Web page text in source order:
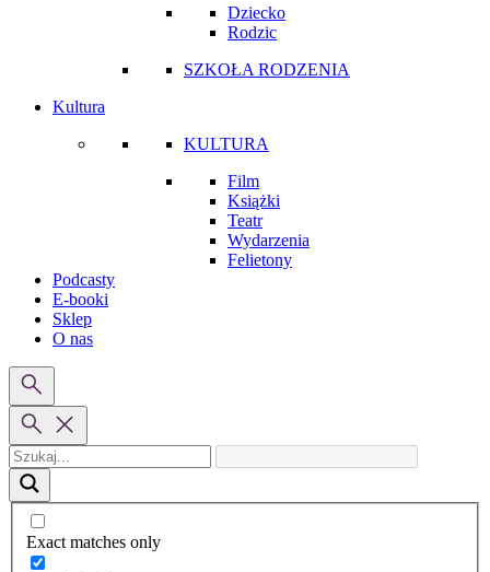
Dziecko
Rodzic
SZKOŁA RODZENIA
Kultura
KULTURA
Film
Książki
Teatr
Wydarzenia
Felietony
Podcasty
E-booki
Sklep
O nas
Exact matches only